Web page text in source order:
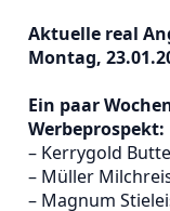
Aktuelle real
Montag,
Ein paar
Werbeprospekt:
– Kerrygold
– Müller
– Magnum